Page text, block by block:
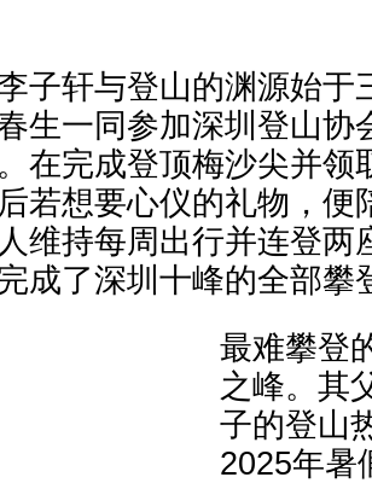
子轩与登山的渊源始于
生一同参加深圳登山协
在完成登顶梅沙尖并领
若想要心仪的礼物，便
维持每周出行并连登两
成了深圳十峰的全部攀
最难攀登
之峰。其
子的登山
2025年暑